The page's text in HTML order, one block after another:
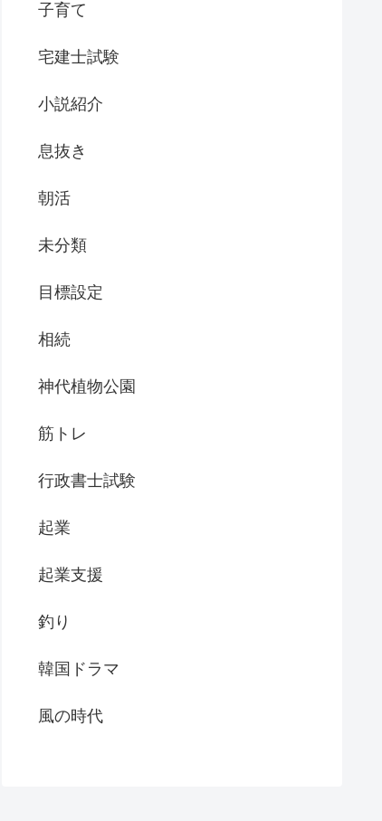
子育て
宅建士試験
小説紹介
息抜き
朝活
未分類
目標設定
相続
神代植物公園
筋トレ
行政書士試験
起業
起業支援
釣り
韓国ドラマ
風の時代